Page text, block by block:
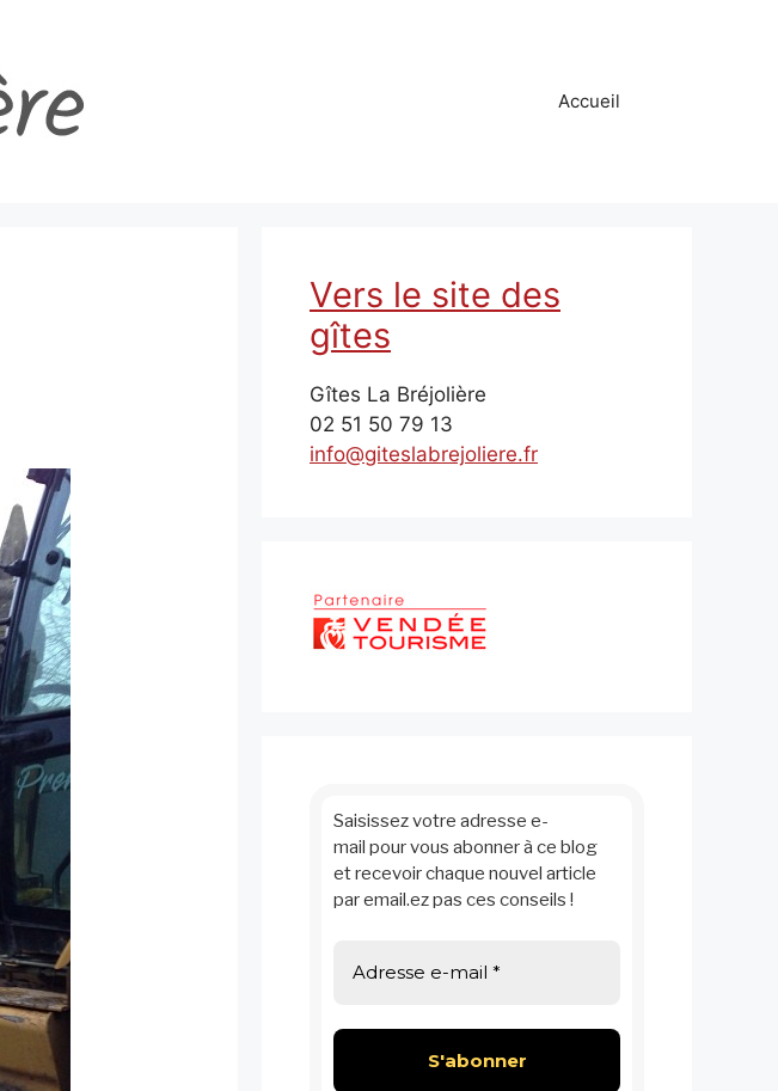
Accueil
Vers le site des
gîtes
Gîtes La Bréjolière
02 51 50 79 13
info@giteslabrejoliere.fr
Saisissez votre adresse e-
mail pour vous abonner à ce blog
et recevoir chaque nouvel article
par email.ez pas ces conseils !